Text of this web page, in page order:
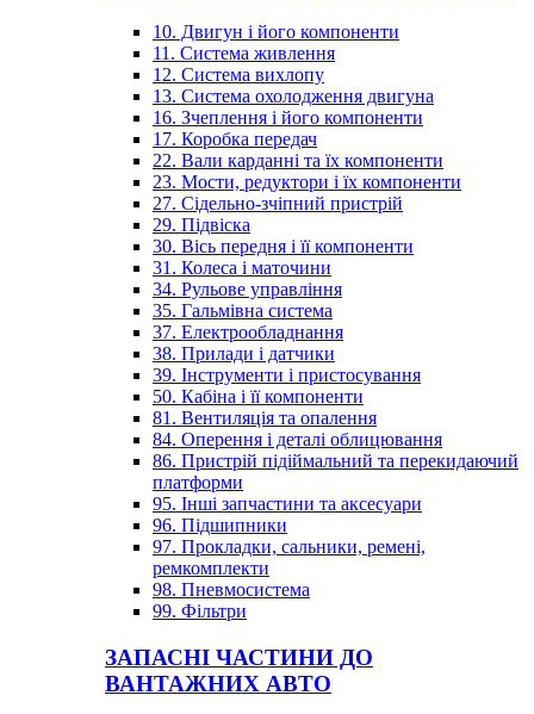
10. Двигун і його компоненти
11. Система живлення
12. Система вихлопу
13. Система охолодження двигуна
16. Зчеплення і його компоненти
17. Коробка передач
22. Вали карданні та їх компоненти
23. Мости, редуктори і їх компоненти
27. Сідельно-зчіпний пристрій
29. Підвіска
30. Вісь передня і її компоненти
31. Колеса і маточини
34. Рульове управління
35. Гальмівна система
37. Електрообладнання
38. Прилади і датчики
39. Інструменти і пристосування
50. Кабіна і її компоненти
81. Вентиляція та опалення
84. Оперення і деталі облицювання
86. Пристрій підіймальний та перекидаючий
платформи
95. Інші запчастини та аксесуари
96. Підшипники
97. Прокладки, сальники, ремені,
ремкомплекти
98. Пневмосистема
99. Фільтри
ЗАПАСНІ ЧАСТИНИ ДО
ВАНТАЖНИХ АВТО